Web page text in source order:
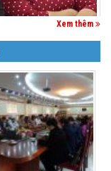
Xem thêm